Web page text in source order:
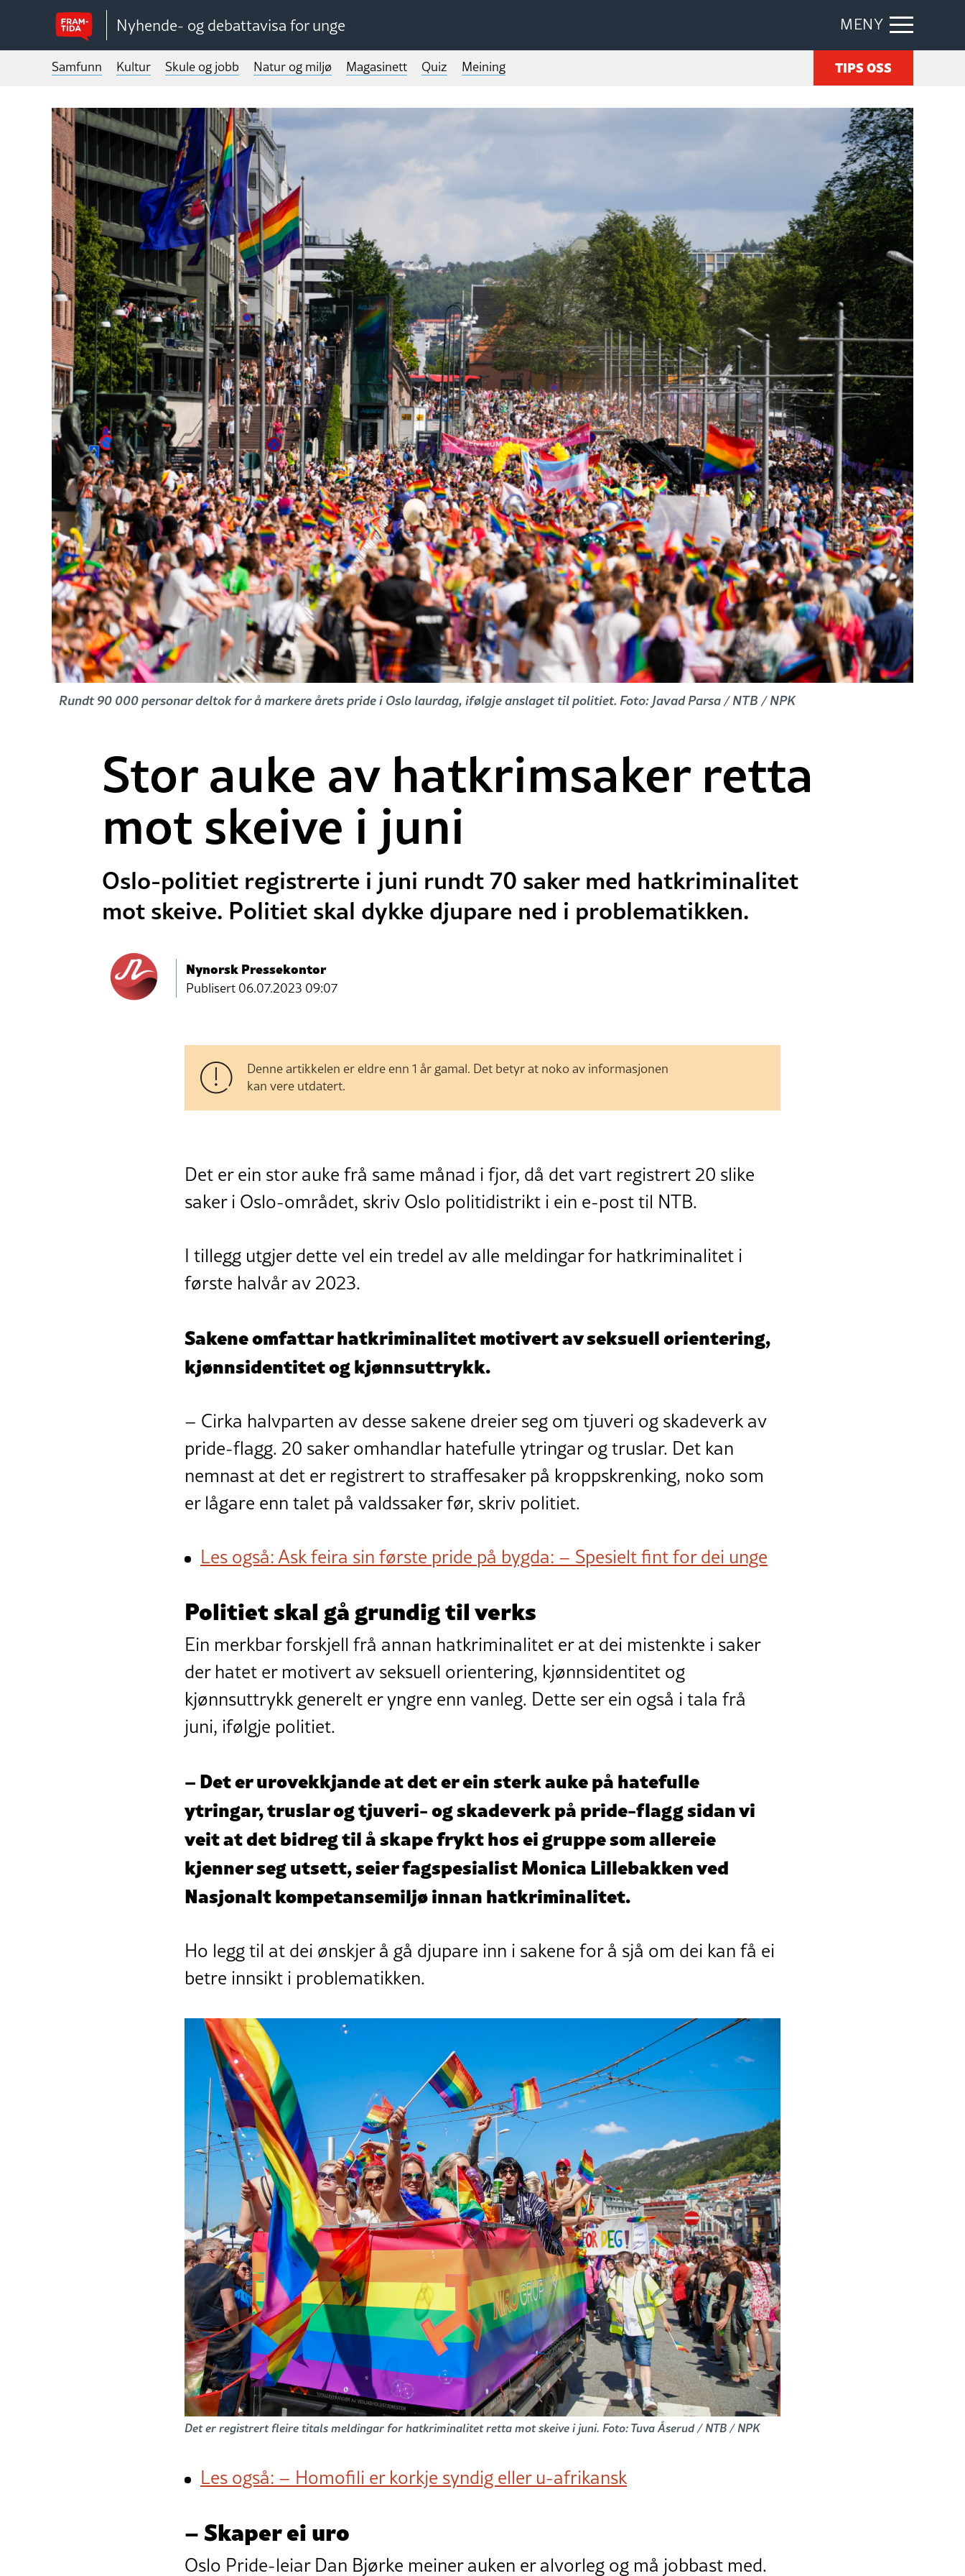
Nyhende- og debattavisa for unge MENY
Samfunn Kultur Skule og jobb Natur og miljø Magasinett Quiz Meining TIPS OSS
Rundt 90 000 personar deltok for å markere årets pride i Oslo laurdag, ifølgje anslaget til politiet. Foto: Javad Parsa / NTB / NPK
Stor auke av hatkrimsaker retta
mot skeive i juni
Oslo-politiet registrerte i juni rundt 70 saker med hatkriminalitet
mot skeive. Politiet skal dykke djupare ned i problematikken.
Nynorsk Pressekontor
Publisert 06.07.2023 09:07
Denne artikkelen er eldre enn 1 år gamal. Det betyr at noko av informasjonen
kan vere utdatert.
Det er ein stor auke frå same månad i fjor, då det vart registrert 20 slike
saker i Oslo-området, skriv Oslo politidistrikt i ein e-post til NTB.
I tillegg utgjer dette vel ein tredel av alle meldingar for hatkriminalitet i
første halvår av 2023.
Sakene omfattar hatkriminalitet motivert av seksuell orientering,
kjønnsidentitet og kjønnsuttrykk.
– Cirka halvparten av desse sakene dreier seg om tjuveri og skadeverk av
pride-flagg. 20 saker omhandlar hatefulle ytringar og truslar. Det kan
nemnast at det er registrert to straffesaker på kroppskrenking, noko som
er lågare enn talet på valdssaker før, skriv politiet.
Les også: Ask feira sin første pride på bygda: – Spesielt fint for dei unge
Politiet skal gå grundig til verks
Ein merkbar forskjell frå annan hatkriminalitet er at dei mistenkte i saker
der hatet er motivert av seksuell orientering, kjønnsidentitet og
kjønnsuttrykk generelt er yngre enn vanleg. Dette ser ein også i tala frå
juni, ifølgje politiet.
– Det er urovekkjande at det er ein sterk auke på hatefulle
ytringar, truslar og tjuveri- og skadeverk på pride-flagg sidan vi
veit at det bidreg til å skape frykt hos ei gruppe som allereie
kjenner seg utsett, seier fagspesialist Monica Lillebakken ved
Nasjonalt kompetansemiljø innan hatkriminalitet.
Ho legg til at dei ønskjer å gå djupare inn i sakene for å sjå om dei kan få ei
betre innsikt i problematikken.
Det er registrert fleire titals meldingar for hatkriminalitet retta mot skeive i juni. Foto: Tuva Åserud / NTB / NPK
Les også: – Homofili er korkje syndig eller u-afrikansk
– Skaper ei uro
Oslo Pride-leiar Dan Bjørke meiner auken er alvorleg og må jobbast med.